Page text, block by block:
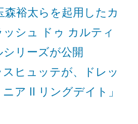
裕太らを起用したカ
シュ ドゥ カルティ
リーズが公開
ヒュッテが、ドレッ
ア II リングデイト」